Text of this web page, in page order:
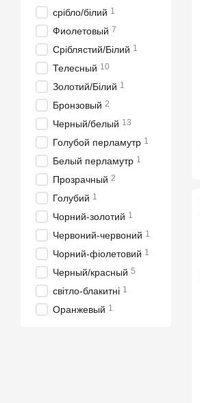
срібло/білий 1
Фиолетовый 7
Сріблястий/Білий 1
Телесный 10
Золотий/Білий 1
Бронзовый 2
Черный/белый 13
Голубой перламутр 1
Белый перламутр 1
Прозрачный 2
Голубий 1
Чорний-золотий 1
Червоний-червоний 1
Чорний-фіолетовий 1
Черный/красный 5
світло-блакитні 1
Оранжевый 1